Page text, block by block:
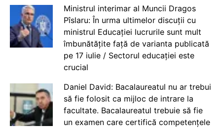
Ministrul interimar al Muncii Dragos
Pîslaru: În urma ultimelor discuții cu
ministrul Educației lucrurile sunt mult
îmbunătățite față de varianta publicată
pe 17 iulie / Sectorul educației este
crucial
Daniel David: Bacalaureatul nu ar trebui
să fie folosit ca mijloc de intrare la
facultate. Bacalaureatul trebuie să fie
un examen care certifică competențele